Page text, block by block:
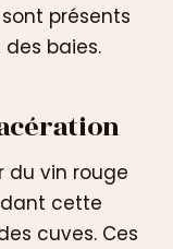
présents
baies.
du vin rouge
cette
cuves. Ces